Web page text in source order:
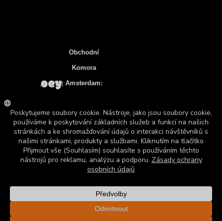
Obchodní
Komora
Amsterdam:
DIČ:
NL865935932
B01
Bankovní
Účet: NL83
INGB 0106
7536 22